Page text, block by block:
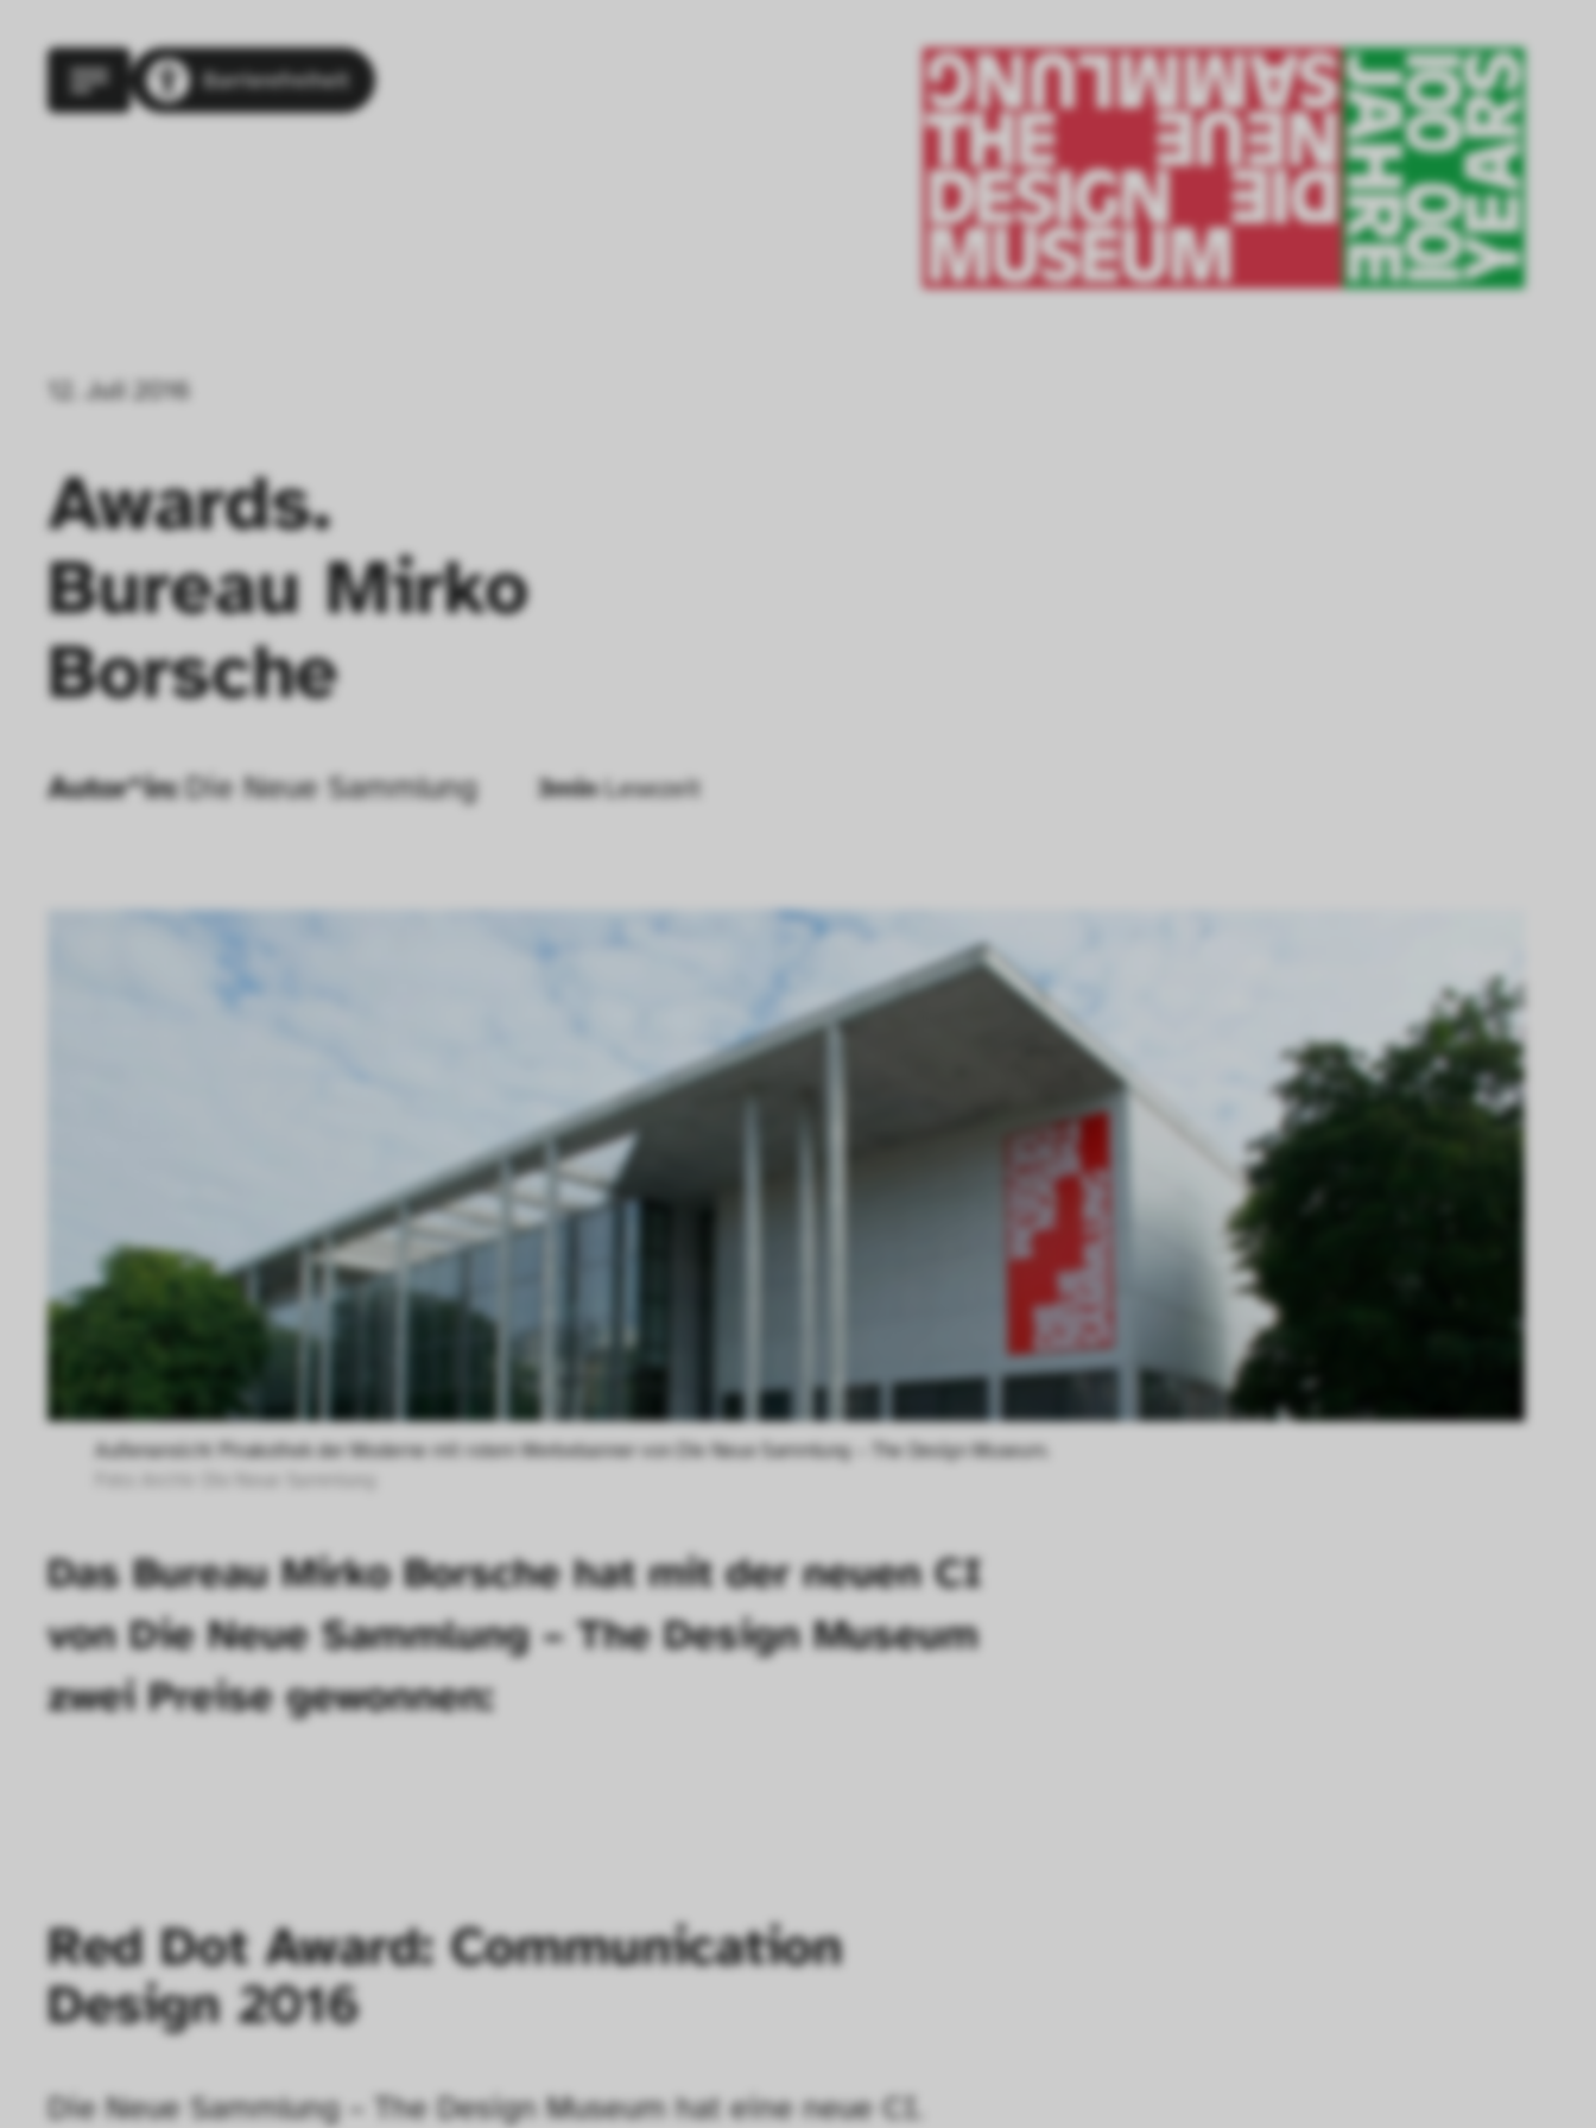
Barrierefreiheit
12. Juli 2016
Awards.
Bureau Mirko
Borsche
Autor*in:Die Neue Sammlung 3minLesezeit
Außenansicht Pinakothek der Moderne mit rotem Werbebanner von Die Neue Sammlung – The Design Museum.
Das Bureau Mirko Borsche hat mit der neuen CI
von Die Neue Sammlung – The Design Museum
zwei Preise gewonnen:
Red Dot Award: Communication
Design 2016
Die Neue Sammlung – The Design Museum hat eine neue CI.